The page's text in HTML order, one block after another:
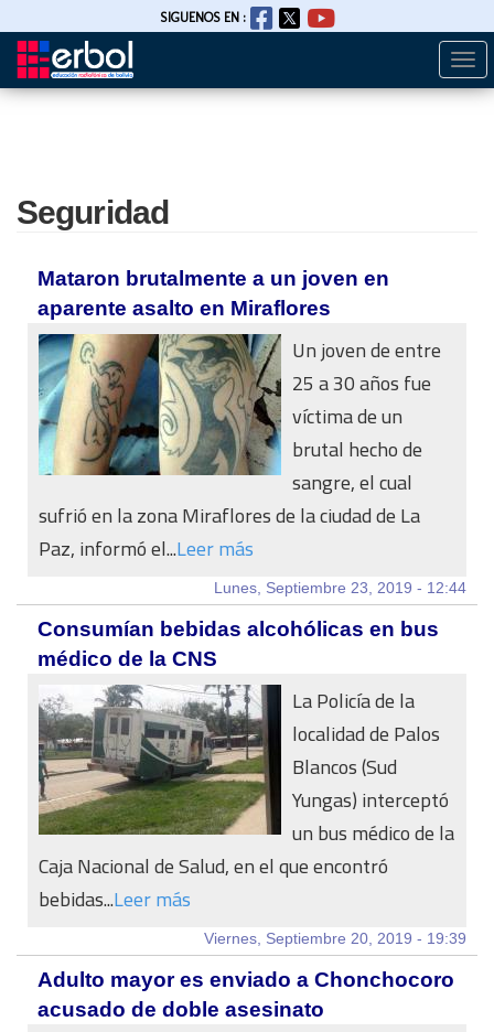
Pasar
SIGUENOS EN :
Seguridad
Mataron brutalmente a un joven en
aparente asalto en Miraflores
Un joven de entre
25 a 30 años fue
víctima de un
brutal hecho de
sangre, el cual
sufrió en la zona Miraflores de la ciudad de La
Paz, informó el...Leer más
Lunes, Septiembre 23, 2019 - 12:44
Consumían bebidas alcohólicas en bus
médico de la CNS
La Policía de la
localidad de Palos
Blancos (Sud
Yungas) interceptó
un bus médico de la
Caja Nacional de Salud, en el que encontró
bebidas...Leer más
Viernes, Septiembre 20, 2019 - 19:39
Adulto mayor es enviado a Chonchocoro
acusado de doble asesinato